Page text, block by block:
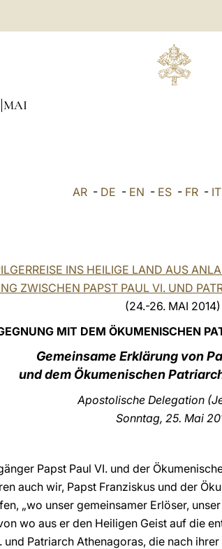
MAI
AR - DE - EN - ES - FR - IT
INS HEILIGE LAND AUS
ZWISCHEN PAPST PAUL VI. UND
(24.-26. MAI 2014)
MIT DEM ÖKUMENISCHEN
Gemeinsame Erklärung von
und dem Ökumenischen
Apostolische Delegation
Sonntag, 25. Mai
Papst Paul VI. und der
auch wir, Papst Franziskus und der
„wo unser gemeinsamer Erlöser,
wo aus er den Heiligen Geist auf die
und Patriarch Athenagoras, die nach